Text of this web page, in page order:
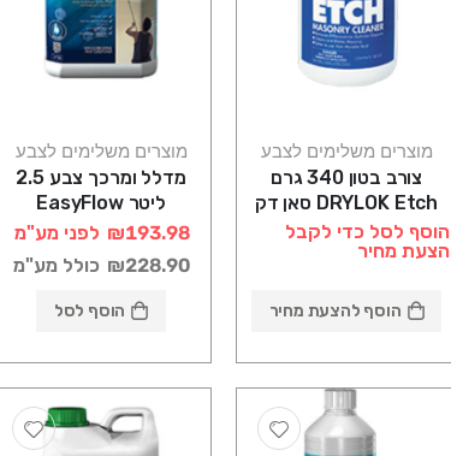
מוצרים משלימים לצבע
צורב בטון 340 גרם
DRYLOK Etch סאן דק
הוסף לסל כדי לקבל
הצעת מחיר
הוסף להצעת מחיר
מוצרים משלימים לצבע
מדלל ומרכך צבע 2.5
ליטר EasyFlow
Floetrol סאן דק
₪193.98 לפני מע"מ
₪228.90 כולל מע"מ
הוסף לסל